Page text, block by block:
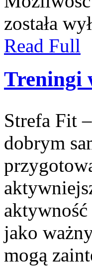
została
Read Full
Treningi
Strefa Fit
dobrym
jako
mogą